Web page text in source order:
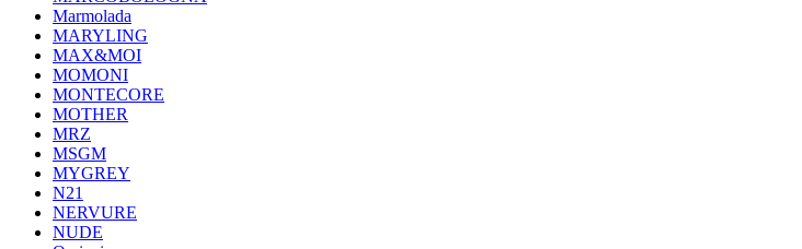
Marmolada
MARYLING
MAX&MOI
MOMONI
MONTECORE
MOTHER
MRZ
MSGM
MYGREY
N21
NERVURE
NUDE